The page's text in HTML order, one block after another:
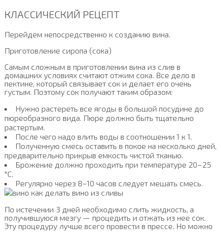
КЛАССИЧЕСКИЙ РЕЦЕПТ
Перейдем непосредственно к созданию вина.
Приготовление сиропа (сока)
Самым сложным в приготовлении вина из слив в
домашних условиях считают отжим сока. Все дело в
пектине, который связывает сок и делает его очень
густым. Поэтому сок получают таким образом:
Нужно растереть все ягоды в большой посудине до
пюреобразного вида. Пюре должно быть тщательно
растертым.
После чего надо влить воды в соотношении 1 к 1.
Полученную смесь оставить в покое на несколько дней,
предварительно прикрыв емкость чистой тканью.
Брожение должно проходить при температуре 20–25
°С.
Регулярно через 8–10 часов следует мешать смесь.
По истечении 3 дней необходимо слить жидкость, а
получившуюся мезгу — процедить и отжать из нее сок.
Эту процедуру лучше всего провести в прессе. Но можно